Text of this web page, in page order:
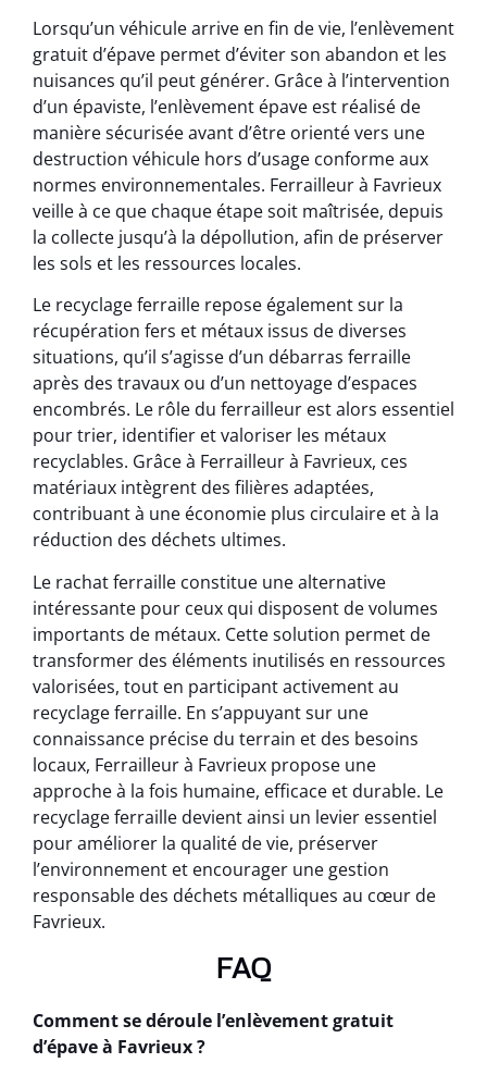
Lorsqu’un véhicule arrive en fin de vie, l’enlèvement
gratuit d’épave permet d’éviter son abandon et les
nuisances qu’il peut générer. Grâce à l’intervention
d’un épaviste, l’enlèvement épave est réalisé de
manière sécurisée avant d’être orienté vers une
destruction véhicule hors d’usage conforme aux
normes environnementales. Ferrailleur à Favrieux
veille à ce que chaque étape soit maîtrisée, depuis
la collecte jusqu’à la dépollution, afin de préserver
les sols et les ressources locales.
Le recyclage ferraille repose également sur la
récupération fers et métaux issus de diverses
situations, qu’il s’agisse d’un débarras ferraille
après des travaux ou d’un nettoyage d’espaces
encombrés. Le rôle du ferrailleur est alors essentiel
pour trier, identifier et valoriser les métaux
recyclables. Grâce à Ferrailleur à Favrieux, ces
matériaux intègrent des filières adaptées,
contribuant à une économie plus circulaire et à la
réduction des déchets ultimes.
Le rachat ferraille constitue une alternative
intéressante pour ceux qui disposent de volumes
importants de métaux. Cette solution permet de
transformer des éléments inutilisés en ressources
valorisées, tout en participant activement au
recyclage ferraille. En s’appuyant sur une
connaissance précise du terrain et des besoins
locaux, Ferrailleur à Favrieux propose une
approche à la fois humaine, efficace et durable. Le
recyclage ferraille devient ainsi un levier essentiel
pour améliorer la qualité de vie, préserver
l’environnement et encourager une gestion
responsable des déchets métalliques au cœur de
Favrieux.
FAQ
Comment se déroule l’enlèvement gratuit
d’épave à Favrieux ?